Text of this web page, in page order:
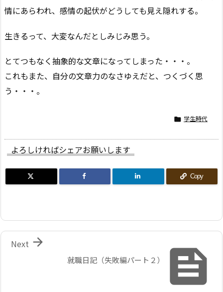
情にあらわれ、感情の起伏がどうしても見え隠れする。
生きるって、大変なんだとしみじみ思う。
とてつもなく抽象的な文章になってしまった・・・。
これもまた、自分の文章力のなさゆえだと、つくづく思
う・・・。
 学生時代
よろしければシェアお願いします
Copy

就職日記（失敗編パート２）

Next